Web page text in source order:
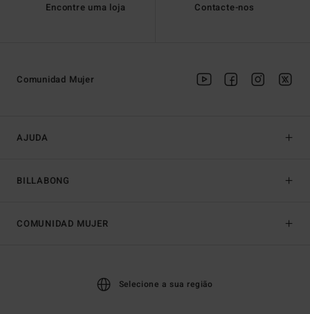
Encontre uma loja Contacte-nos
AJUDA
BILLABONG
Comunidad Mujer
COMUNIDAD MUJER
Selecione a sua região